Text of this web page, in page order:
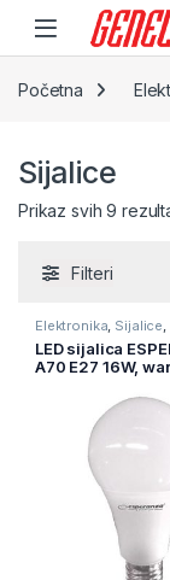
Skip to navigation
Skip to content
Početna
Sijalice
Prikaz svih 9
Filteri
Elektronika, Sijalice,
LED sijalica
A70 E27 16W,